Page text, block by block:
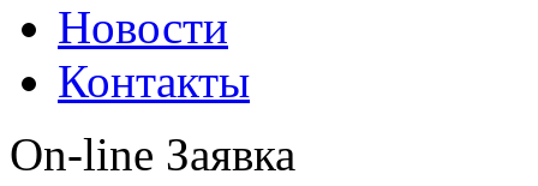
Новости
Контакты
On-line Заявка